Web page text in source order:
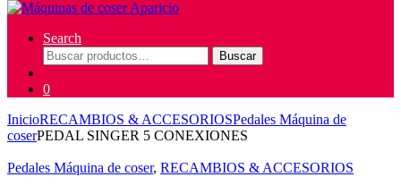
Search
Buscar
por:
Buscar
0
InicioRECAMBIOS & ACCESORIOSPedales Máquina de
coserPEDAL SINGER 5 CONEXIONES
Pedales Máquina de coser, RECAMBIOS & ACCESORIOS